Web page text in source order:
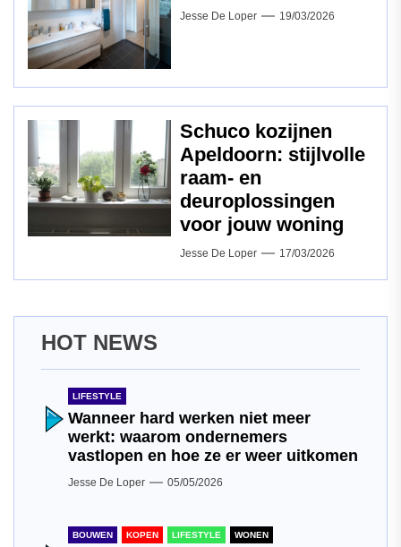
Jesse De Loper 19/03/2026
Schuco kozijnen
Apeldoorn: stijlvolle
raam‑ en
deuroplossingen
voor jouw woning
Jesse De Loper 17/03/2026
HOT NEWS
LIFESTYLE
Wanneer hard werken niet meer
werkt: waarom ondernemers
vastlopen en hoe ze er weer uitkomen
Jesse De Loper 05/05/2026
BOUWEN KOPEN LIFESTYLE WONEN